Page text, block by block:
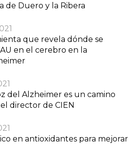
de Duero y la Ribera
que revela dónde se
en el cerebro en la
del Alzheimer es un camino
director de CIEN
en antioxidantes para mejorar